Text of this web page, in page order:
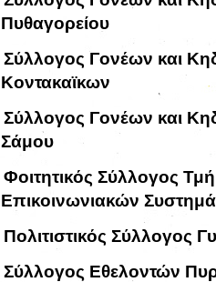
Πυθαγορείου
Σύλλογος Γονέων και
Κοντακαϊκων
Σύλλογος Γονέων και
Σάμου
Φοιτητικός Σύλλογος
Επικοινωνιακών
Πολιτιστικός
Σύλλογος Εθελοντών